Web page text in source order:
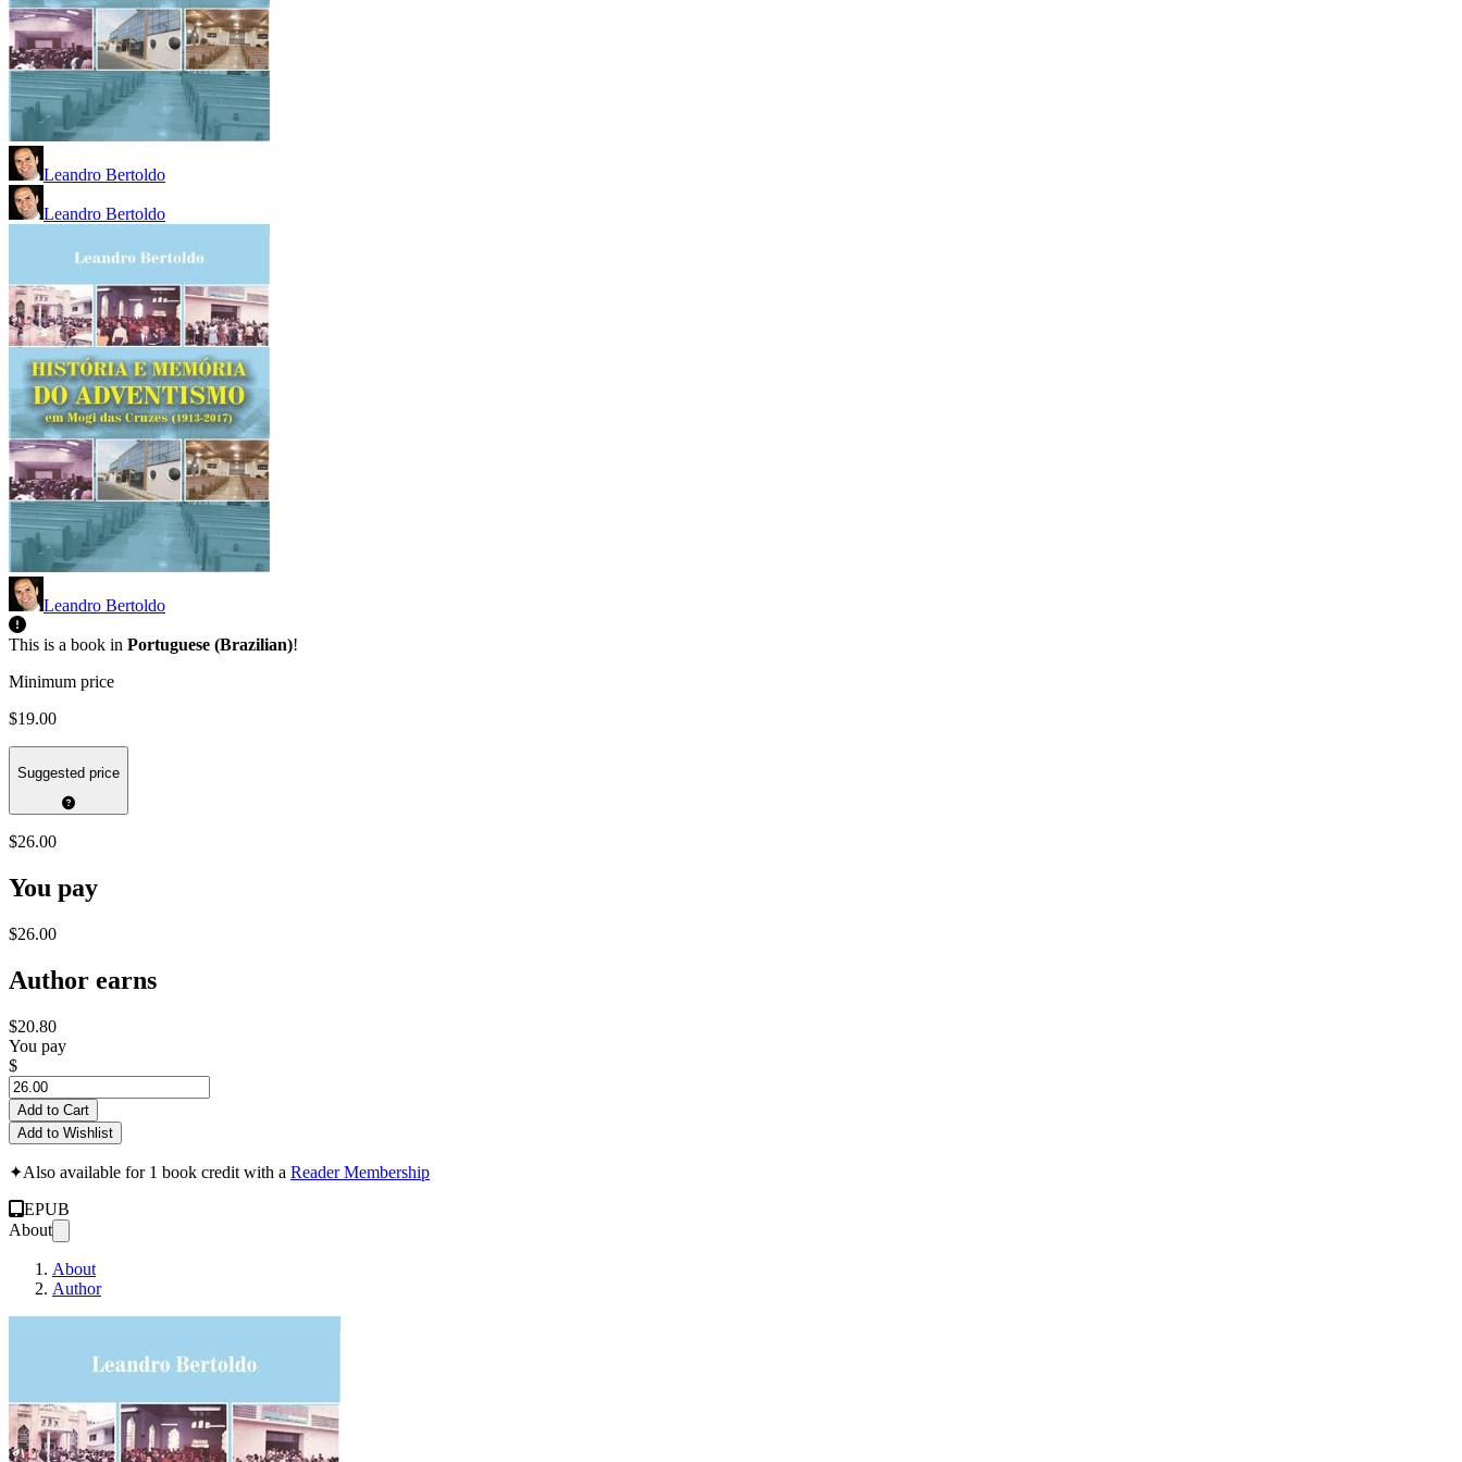
Leandro Bertoldo
Leandro Bertoldo
Leandro Bertoldo
This is a book in Portuguese (Brazilian)!
Minimum price
$19.00
Suggested price
$26.00
You pay
$26.00
Author earns
$20.80
You pay
$
Add to Cart
Add to Wishlist
✦Also available for 1 book credit with a Reader Membership
EPUB
About
About
Author